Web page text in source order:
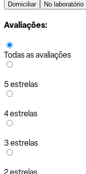
Domiciliar No laboratório
Avaliações:
Todas as avaliações
5 estrelas
4 estrelas
3 estrelas